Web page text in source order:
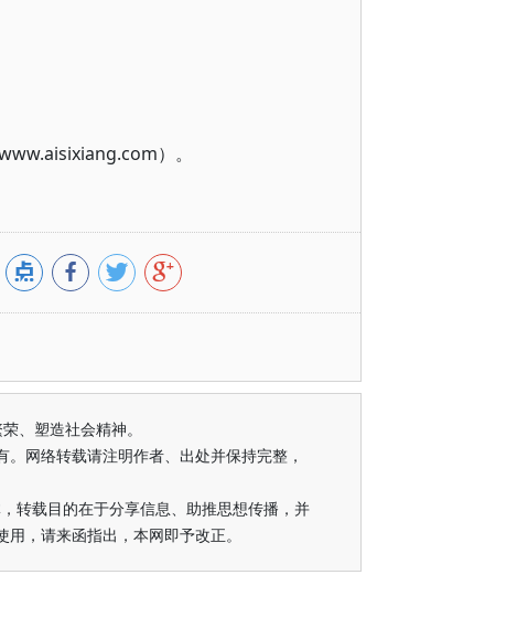
）。
、塑造社会精神。
网络转载请注明作者、出处并保持完整，
转载目的在于分享信息、助推思想传播，并
，请来函指出，本网即予改正。